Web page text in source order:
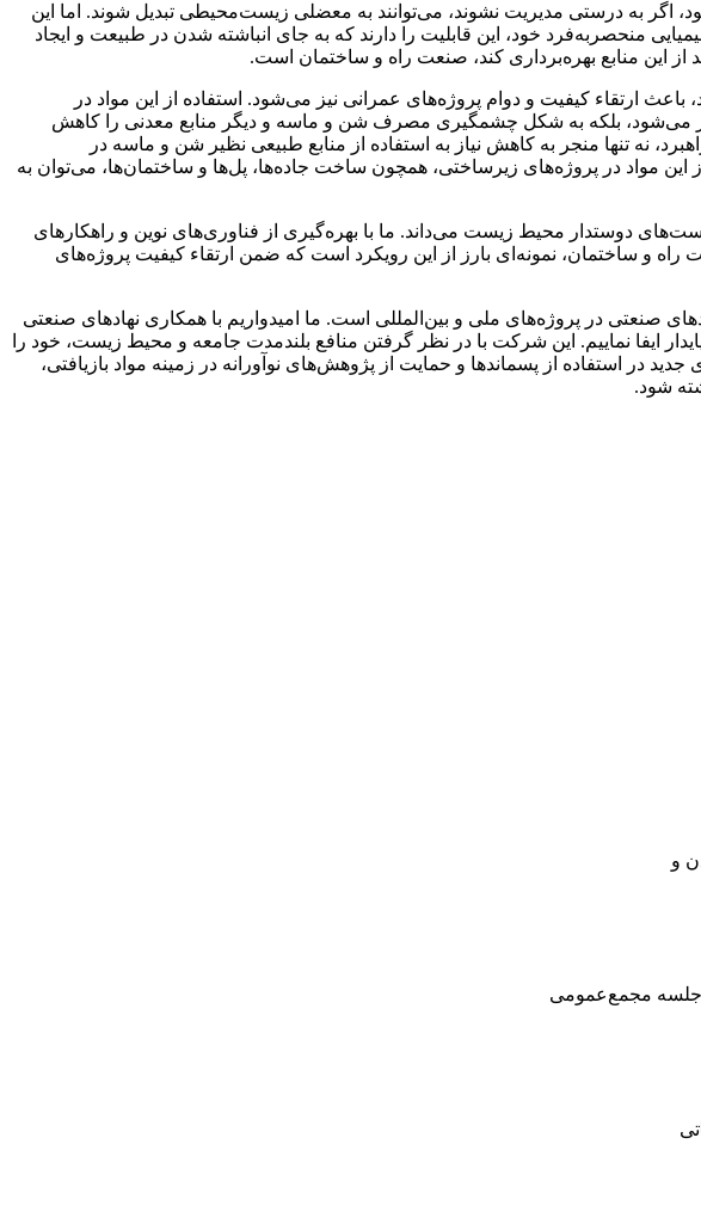
به درستی مدیریت نشوند، می‌توانند به معضلی زیست‌محیطی تبدیل شوند. اما این
منحصربه‌فرد خود، این قابلیت را دارند که به جای انباشته شدن در طبیعت و ایجاد
این منابع بهره‌برداری کند، صنعت راه و ساختمان است.
ارتقاء کیفیت و دوام پروژه‌های عمرانی نیز می‌شود. استفاده از این مواد در
می‌شود، بلکه به شکل چشمگیری مصرف شن و ماسه و دیگر منابع معدنی را کاهش
نه تنها منجر به کاهش نیاز به استفاده از منابع طبیعی نظیر شن و ماسه در
مواد در پروژه‌های زیرساختی، همچون ساخت جاده‌ها، پل‌ها و ساختمان‌ها، می‌توان به
دوستدار محیط زیست می‌داند. ما با بهره‌گیری از فناوری‌های نوین و راهکارهای
و ساختمان، نمونه‌ای بارز از این رویکرد است که ضمن ارتقاء کیفیت پروژه‌های
صنعتی در پروژه‌های ملی و بین‌المللی است. ما امیدواریم با همکاری نهادهای صنعتی
ایفا نماییم. این شرکت با در نظر گرفتن منافع بلندمدت جامعه و محیط زیست، خود را
در استفاده از پسماندها و حمایت از پژوهش‌های نوآورانه در زمینه مواد بازیافتی،
شود.
جلسه مجمع‌عمومی